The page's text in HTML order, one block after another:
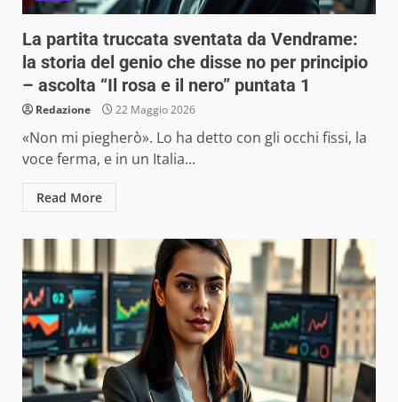
La partita truccata sventata da Vendrame:
la storia del genio che disse no per principio
– ascolta “Il rosa e il nero” puntata 1
Redazione 22 Maggio 2026
«Non mi piegherò». Lo ha detto con gli occhi fissi, la
voce ferma, e in un Italia...
Read More